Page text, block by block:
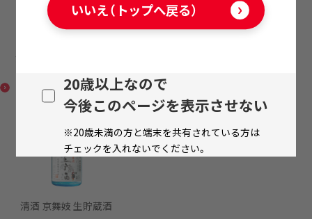
いいえ（トップへ戻る）
20歳以上なので
今後このページを表示させない
※20歳未満の方と端末を共有されている方は
チェックを入れないでください。
清酒 京舞妓 京の生貯蔵
清酒 京舞妓 生貯蔵酒